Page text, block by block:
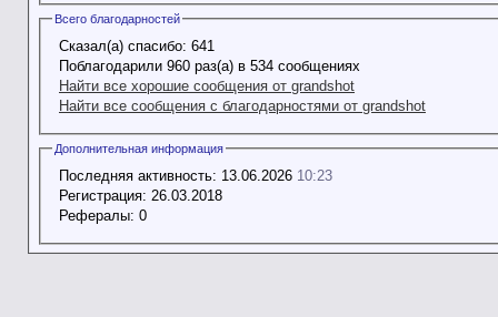
Всего благодарностей
Сказал(а) спасибо: 641
Поблагодарили 960 раз(а) в 534 сообщениях
Найти все хорошие сообщения от grandshot
Найти все сообщения с благодарностями от grandshot
Дополнительная информация
Последняя активность: 13.06.2026 10:23
Регистрация: 26.03.2018
Рефералы: 0